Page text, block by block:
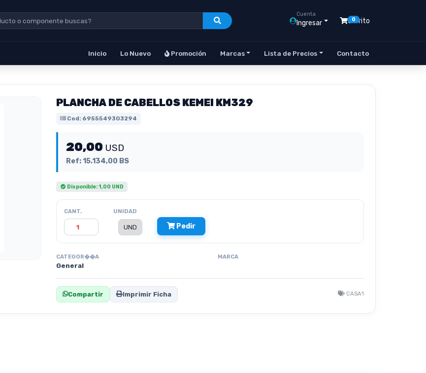
Cuenta
Ingresar 0
Carrito
Inicio Lo Nuevo Promoción Marcas Lista de Precios Contacto
PLANCHA DE CABELLOS KEMEI KM329
Cod: 6955549303294
20,00 USD
Ref: 15.134,00 BS
Disponible: 1,00 UND
CANT. UNIDAD
Pedir
CATEGOR��A
General
MARCA
Compartir Imprimir Ficha CASA1